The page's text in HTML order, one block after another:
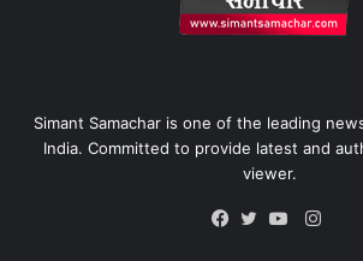
Simant Samachar is one of the leading
India. Committed to provide latest and
viewer.